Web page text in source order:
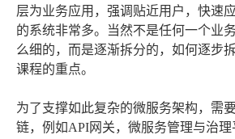
层为业务应用，强调贴近用户，快速
的系统非常多。当然不是任何一个业
么细的，而是逐渐拆分的，如何逐步
课程的重点。
为了支撑如此复杂的微服务架构，需
链，例如API网关，微服务管理与治